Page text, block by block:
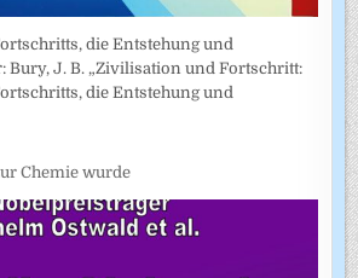
die Entstehung und
Bury, J. B. „Zivilisation und Fortschritt:
die Entstehung und
Chemie wurde